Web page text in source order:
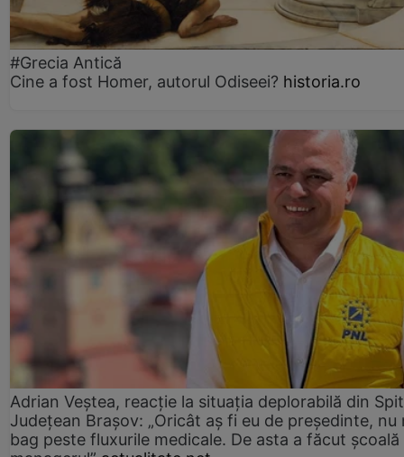
#Grecia Antică
Cine a fost Homer, autorul Odiseei? historia.ro
Adrian Veștea, reacție la situația deplorabilă din
Județean Brașov: „Oricât aș fi eu de președinte, nu
bag peste fluxurile medicale. De asta a făcut școală